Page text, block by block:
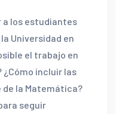
a los estudiantes
Universidad en
el trabajo en
incluir las
la Matemática?
seguir